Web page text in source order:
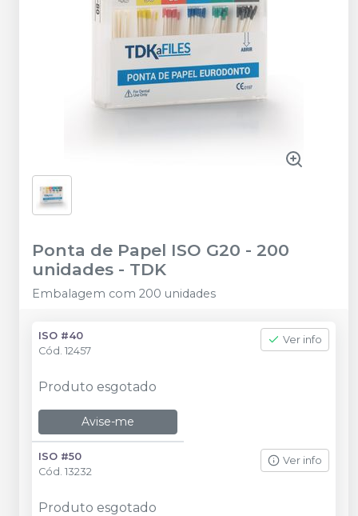
Ponta de Papel ISO G20 - 200
unidades - TDK
Embalagem com 200 unidades
ISO #40
Cód. 12457
Ver info
Produto esgotado
Avise-me
ISO #50
Cód. 13232
Ver info
Produto esgotado